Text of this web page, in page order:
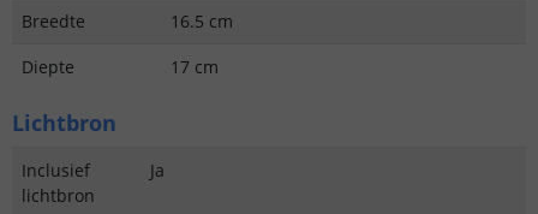
Breedte
16.5 cm
Diepte
17 cm
Lichtbron
Inclusief
lichtbron
Ja